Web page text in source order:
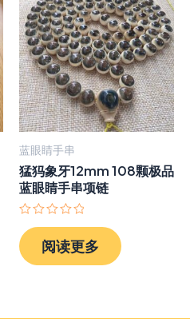
蓝眼睛手串
猛犸象牙12mm 108颗极品
蓝眼睛手串项链
分
0
&sol;
阅读更多